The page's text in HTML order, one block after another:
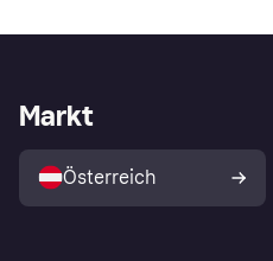
Markt
Österreich